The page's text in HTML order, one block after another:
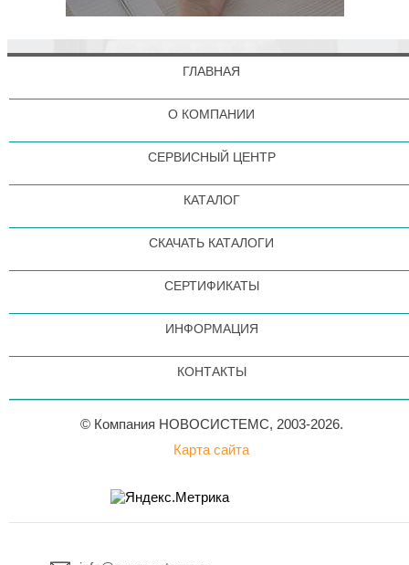
ГЛАВНАЯ
О КОМПАНИИ
СЕРВИСНЫЙ ЦЕНТР
КАТАЛОГ
СКАЧАТЬ КАТАЛОГИ
СЕРТИФИКАТЫ
ИНФОРМАЦИЯ
КОНТАКТЫ
© Компания НОВОСИСТЕМС, 2003-2026.
Карта сайта